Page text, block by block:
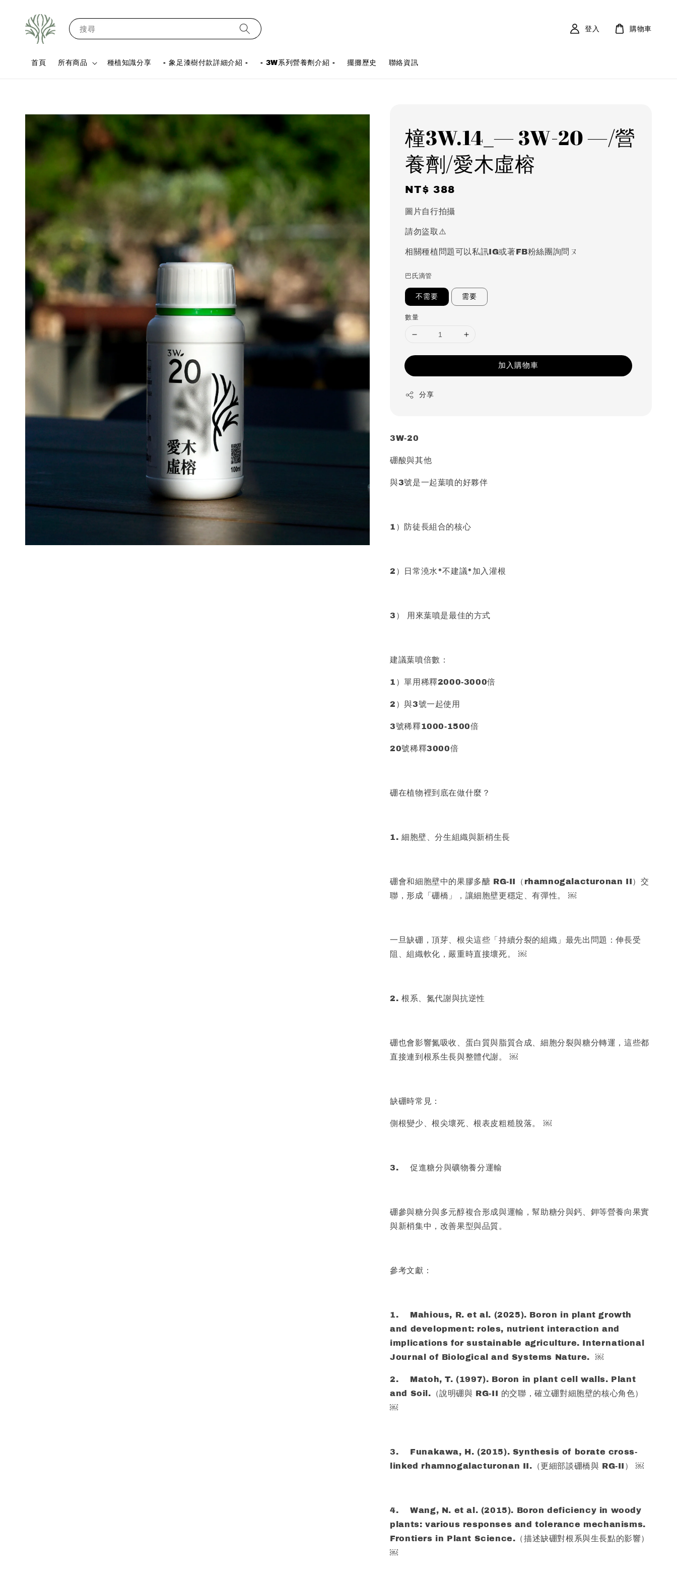
搜尋
首頁 所有商品 種植知識分享 - 象足漆樹付款詳細介紹 - - 3W系列營養劑介紹 - 擺攤歷史 聯絡資訊
登入 購物車
橦3W.14_— 3W-20 —/營
養劑/愛木虛榕
Regular
NT$ 388
圖片自行拍攝
請勿盜取⚠️
相關種植問題可以私訊IG或著FB粉絲團詢問ㄡ
巴氏滴管
不需要 需要
數量
加入購物車
分享
3W-20
硼酸與其他
與3號是一起葉噴的好夥伴
1）防徒長組合的核心
2）日常澆水*不建議*加入灌根
3） 用來葉噴是最佳的方式
建議葉噴倍數：
1）單用稀釋2000-3000倍
2）與3號一起使用
3號稀釋1000-1500倍
20號稀釋3000倍
硼在植物裡到底在做什麼？
1. 細胞壁、分生組織與新梢生長
硼會和細胞壁中的果膠多醣 RG-II（rhamnogalacturonan II）交
聯，形成「硼橋」，讓細胞壁更穩定、有彈性。 ￼
一旦缺硼，頂芽、根尖這些「持續分裂的組織」最先出問題：伸長受
阻、組織軟化，嚴重時直接壞死。 ￼
2. 根系、氮代謝與抗逆性
硼也會影響氮吸收、蛋白質與脂質合成、細胞分裂與糖分轉運，這些都
直接連到根系生長與整體代謝。 ￼
缺硼時常見：
側根變少、根尖壞死、根表皮粗糙脫落。 ￼
3. 促進糖分與礦物養分運輸
硼參與糖分與多元醇複合形成與運輸，幫助糖分與鈣、鉀等營養向果實
與新梢集中，改善果型與品質。
參考文獻：
1.
Mahious, R. et al. (2025). Boron in plant growth
and development: roles, nutrient interaction and
implications for sustainable agriculture. International
Journal of Biological and Systems Nature. ￼
2.
Matoh, T. (1997). Boron in plant cell walls. Plant
and Soil.（說明硼與 RG-II 的交聯，確立硼對細胞壁的核心角色）
￼
3.
Funakawa, H. (2015). Synthesis of borate cross-
linked rhamnogalacturonan II.（更細部談硼橋與 RG-II） ￼
4.
Wang, N. et al. (2015). Boron deficiency in woody
plants: various responses and tolerance mechanisms.
Frontiers in Plant Science.（描述缺硼對根系與生長點的影響）
￼